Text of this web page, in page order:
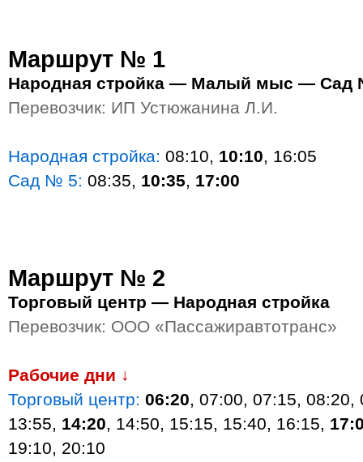
Маршрут № 1
Народная стройка — Малый мыс — Сад
Перевозчик: ИП Устюжанина Л.И.
Народная стройка: 08:10, 10:10, 16:05
Сад № 5: 08:35, 10:35, 17:00
Маршрут № 2
Торговый центр — Народная стройка
Перевозчик: ООО «Пассажиравтотранс»
Рабочие дни ↓
Торговый центр: 06:20, 07:00, 07:15, 08:20,
13:55, 14:20, 14:50, 15:15, 15:40, 16:15,
19:10, 20:10